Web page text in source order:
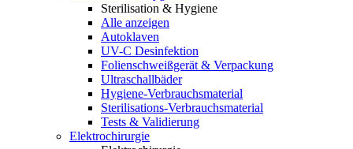
Sterilisation & Hygiene
Alle anzeigen
Autoklaven
UV-C Desinfektion
Folienschweißgerät & Verpackung
Ultraschallbäder
Hygiene-Verbrauchsmaterial
Sterilisations-Verbrauchsmaterial
Tests & Validierung
Elektrochirurgie